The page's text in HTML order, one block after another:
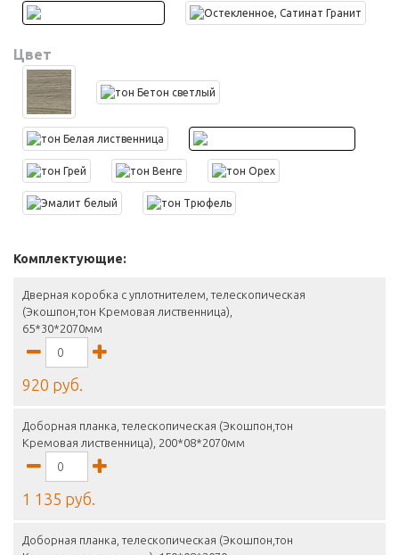
Цвет
Комплектующие:
Дверная коробка с уплотнителем, телескопическая
(Экошпон,тон Кремовая лиственница),
65*30*2070мм
920 руб.
Доборная планка, телескопическая (Экошпон,тон
Кремовая лиственница), 200*08*2070мм
1 135 руб.
Доборная планка, телескопическая (Экошпон,тон